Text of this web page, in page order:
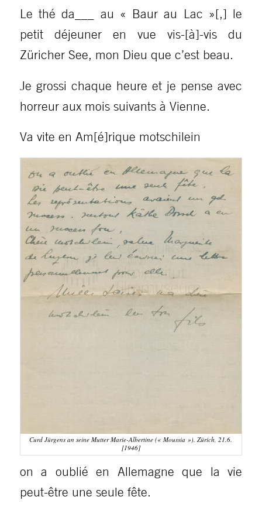
Le thé da___ au « Baur au Lac »[,] le
petit déjeuner en vue vis-[à]-vis du
Züricher See, mon Dieu que c’est beau.
Je grossi chaque heure et je pense avec
horreur aux mois suivants à Vienne.
Va vite en Am[é]rique motschilein
Curd Jürgens an seine Mutter Marie-Albertine (« Moussia »). Zürich, 21.6.
[1946]
on a oublié en Allemagne que la vie
peut-être une seule fête.